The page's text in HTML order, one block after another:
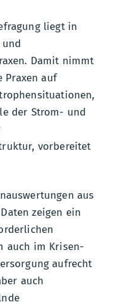
liegt in
Damit nimmt
Praxen auf
der Strom- und
vorbereitet
aus
zeigen ein
auch im Krisen-
aufrecht
auch